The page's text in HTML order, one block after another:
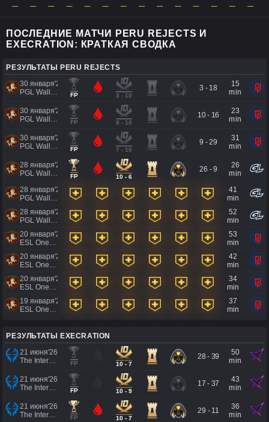
ПОСЛЕДНИЕ МАТЧИ PERU REJECTS И
EXECRATION: КРАТКАЯ СВОДКА
РЕЗУЛЬТАТЫ PERU REJECTS
30 января'26
FP 3 - 10
3 - 18
15
min
30 января'26
FP 8 - 10
10 - 16
23
min
30 января'26
FP 7 - 10
9 - 29
31
min
28 января'26
FP 10 - 6
26 - 9
26
min
28 января'26
41
min
28 января'26
52
min
20 января'26
53
min
20 января'26
42
min
20 января'26
34
min
19 января'26
37
min
РЕЗУЛЬТАТЫ EXECRATION
21 июня'26
FP 10 - 7
28 - 39
50
min
21 июня'26
FP 10 - 9
17 - 37
43
min
21 июня'26
FP 10 - 7
29 - 11
36
min